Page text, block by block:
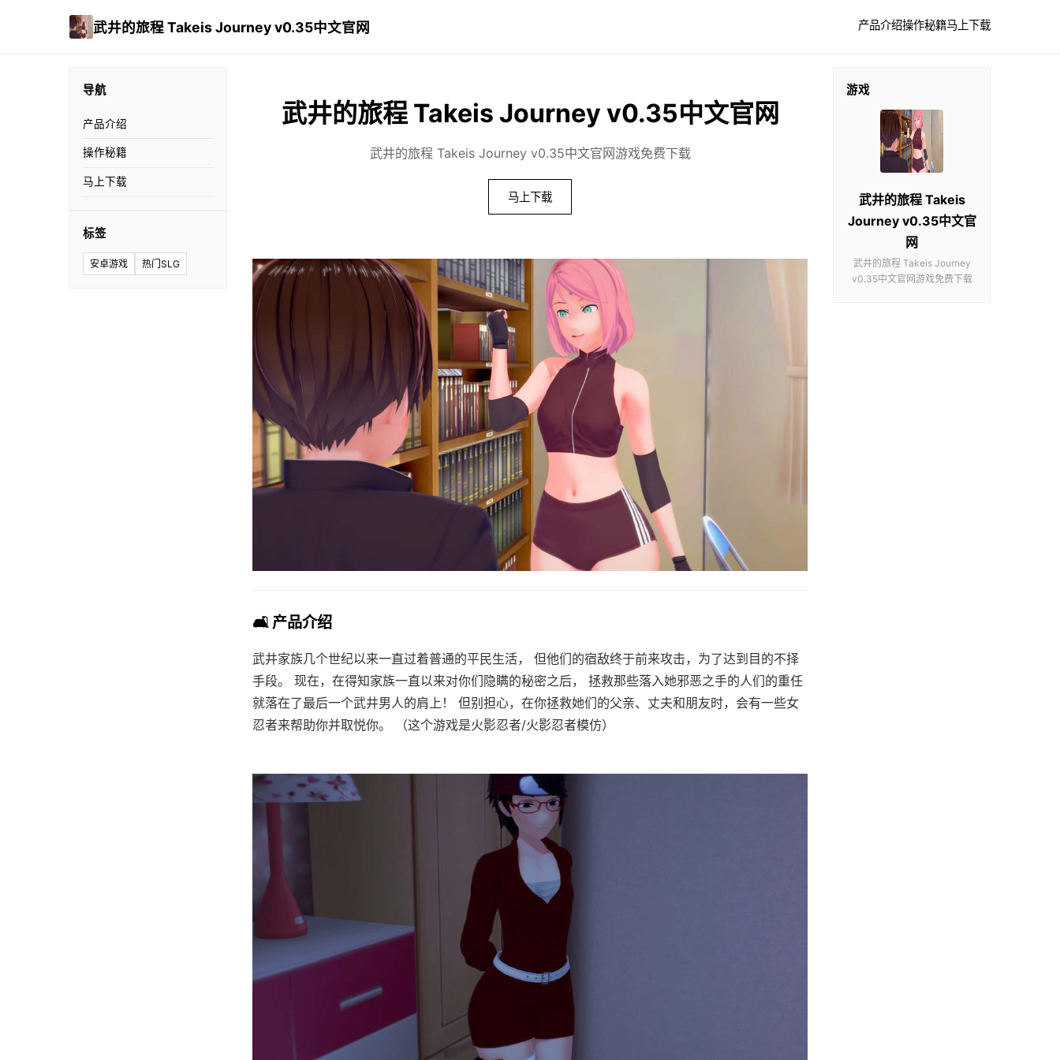
武井的旅程 Takeis Journey v0.35中文官网 产品介绍操作秘籍马上下载
导航
产品介绍
操作秘籍
马上下载
标签
安卓游戏 热门SLG
武井的旅程 Takeis Journey v0.35中文官网
武井的旅程 Takeis Journey v0.35中文官网游戏免费下载
马上下载
🛋️ 产品介绍
武井家族几个世纪以来一直过着普通的平民生活， 但他们的宿敌终于前来攻击，为了达到目的不择
手段。 现在，在得知家族一直以来对你们隐瞒的秘密之后， 拯救那些落入她邪恶之手的人们的重任
就落在了最后一个武井男人的肩上！ 但别担心，在你拯救她们的父亲、丈夫和朋友时，会有一些女
忍者来帮助你并取悦你。 （这个游戏是火影忍者/火影忍者模仿）
游戏
武井的旅程 Takeis
Journey v0.35中文官
网
武井的旅程 Takeis Journey
v0.35中文官网游戏免费下载